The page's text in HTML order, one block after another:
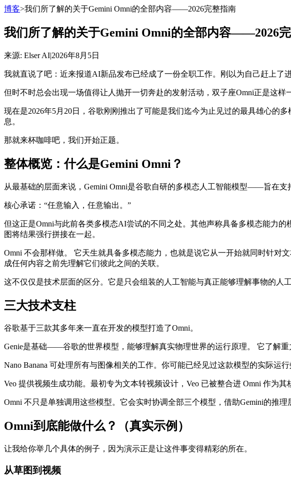
博客>我们所了解的关于Gemini Omni的全部内容——2026完整指南
我们所了解的关于Gemini Omni的全部内容——2026
来源: Elser AI|2026年8月5日
我就直说了吧：近来报道AI新品发布已经成了一份全职工作。刚以为自己赶上了
但时不时总会出现一场值得让人抛开一切奔赴的发射活动，双子座Omni正是这样
现在是2026年5月20日，谷歌刚刚推出了可能是我们迄今为止见过的最具雄心的
息。
那就来杯咖啡吧，我们开始正题。
整体概览：什么是Gemini Omni？
从最基础的层面来说，Gemini Omni是谷歌自研的多模态人工智能模型——旨在
核心承诺：“任意输入，任意输出。”
但这正是Omni与此前各类多模态AI尝试的不同之处。其他声称具备多模态能力
图将结果强行拼接在一起。
Omni 不会那样做。 它天生就具备多模态能力，也就是说它从一开始就同时针对
成任何内容之前先理解它们彼此之间的关联。
这不仅仅是技术层面的区分。它是只会组装的人工智能与真正能够理解事物的人
三大技术支柱
谷歌基于三款其多年来一直在开发的模型打造了Omni。
Genie是基础——谷歌的世界模型，能够理解真实物理世界的运行原理。 它了解
Nano Banana 可处理所有与图像相关的工作。你可能已经见过这款模型的实际
Veo 提供视频生成功能。最初专为文本转视频设计，Veo 已被整合进 Omni 作为其
Omni 不只是单独调用这些模型。它会实时协调全部三个模型，借助Gemini的推理
Omni到底能做什么？（真实示例）
让我给你举几个具体的例子，因为演示正是让这件事变得精彩的所在。
从草图到视频